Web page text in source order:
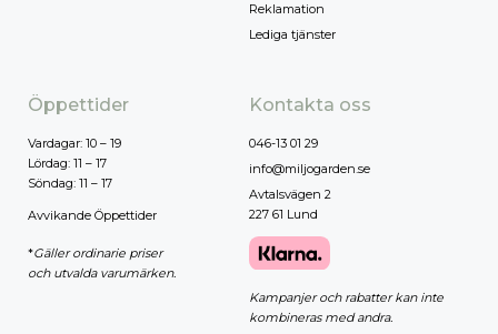
Reklamation
Lediga tjänster
Öppettider
Vardagar: 10 – 19
Lördag: 11 – 17
Söndag: 11 – 17
Avvikande Öppettider
*Gäller ordinarie priser
och utvalda varumärken.
Kontakta oss
046-13 01 29
info@miljogarden.se
Avtalsvägen 2
227 61 Lund
Kampanjer och rabatter kan inte
kombineras med andra.